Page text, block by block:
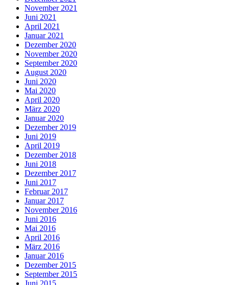
November 2021
Juni 2021
April 2021
Januar 2021
Dezember 2020
November 2020
September 2020
August 2020
Juni 2020
Mai 2020
April 2020
März 2020
Januar 2020
Dezember 2019
Juni 2019
April 2019
Dezember 2018
Juni 2018
Dezember 2017
Juni 2017
Februar 2017
Januar 2017
November 2016
Juni 2016
Mai 2016
April 2016
März 2016
Januar 2016
Dezember 2015
September 2015